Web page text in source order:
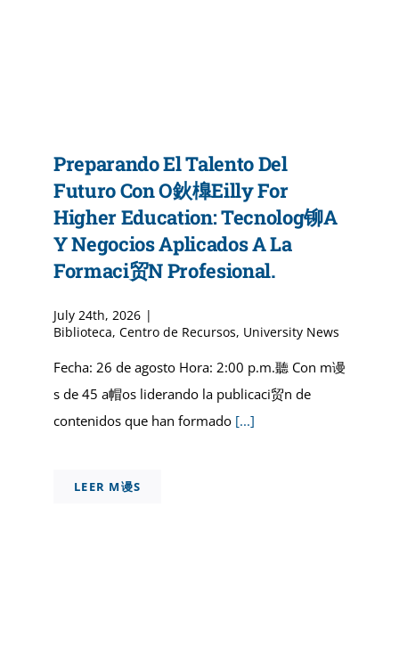
Directorio
Preparando El Talento Del
Futuro Con O鈥橰eilly For
Higher Education: Tecnolog铆a
Y Negocios Aplicados A La
Formaci贸n Profesional.
July 24th, 2026 |
Biblioteca, Centro de Recursos, University News
Fecha: 26 de agosto Hora: 2:00 p.m.聽 Con m谩
s de 45 a帽os liderando la publicaci贸n de
contenidos que han formado[...]
LEER M谩S